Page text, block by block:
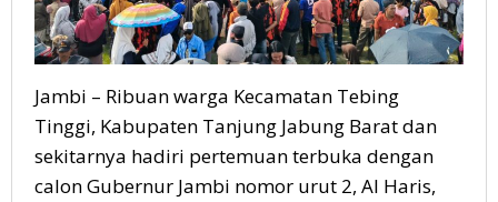
Jambi – Ribuan warga Kecamatan Tebing
Tinggi, Kabupaten Tanjung Jabung Barat dan
sekitarnya hadiri pertemuan terbuka dengan
calon Gubernur Jambi nomor urut 2, Al Haris,